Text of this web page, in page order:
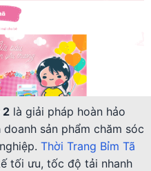
2 là giải pháp hoàn hảo
sản phẩm chăm sóc
Thời Trang Bỉm Tã
tối ưu, tốc độ tải nhanh